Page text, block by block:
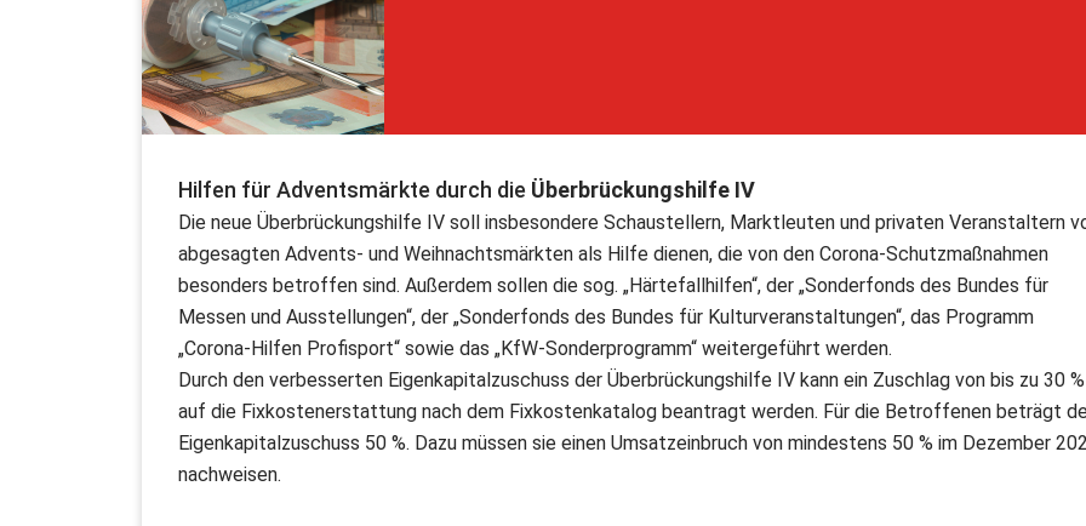
Hilfen für Adventsmärkte durch die Überbrückungshilfe IV
Die neue Überbrückungshilfe IV soll insbesondere Schaustellern, Marktleuten und privaten Veranstaltern
abgesagten Advents- und Weihnachtsmärkten als Hilfe dienen, die von den Corona-Schutzmaßnahmen
besonders betroffen sind. Außerdem sollen die sog. „Härtefallhilfen“, der „Sonderfonds des Bundes für
Messen und Ausstellungen“, der „Sonderfonds des Bundes für Kulturveranstaltungen“, das Programm
„Corona-Hilfen Profisport“ sowie das „KfW-Sonderprogramm“ weitergeführt werden.
Durch den verbesserten Eigenkapitalzuschuss der Überbrückungshilfe IV kann ein Zuschlag von bis zu 30 %
auf die Fixkostenerstattung nach dem Fixkostenkatalog beantragt werden. Für die Betroffenen beträgt
Eigenkapitalzuschuss 50 %. Dazu müssen sie einen Umsatzeinbruch von mindestens 50 % im Dezember
nachweisen.